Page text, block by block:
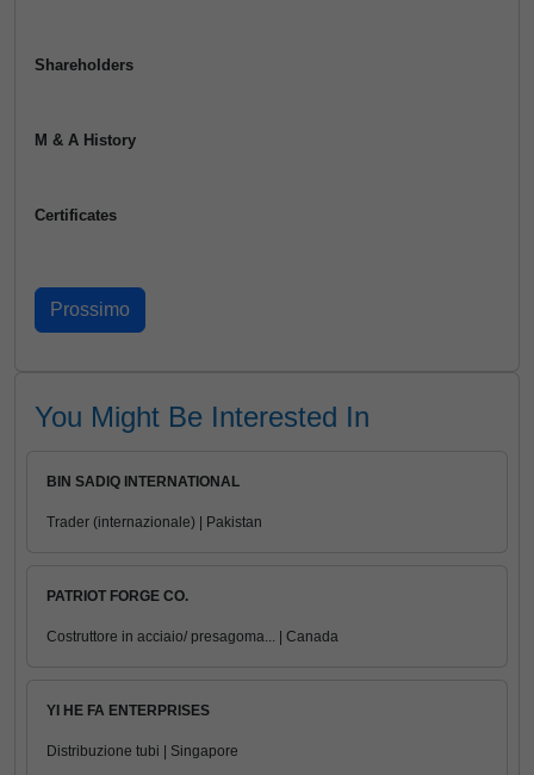
Shareholders
M & A History
Certificates
You Might Be Interested In
BIN SADIQ INTERNATIONAL
Trader (internazionale) | Pakistan
PATRIOT FORGE CO.
Costruttore in acciaio/ presagoma... | Canada
YI HE FA ENTERPRISES
Distribuzione tubi | Singapore